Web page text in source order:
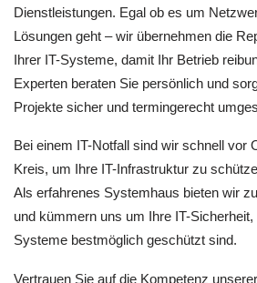
Dienstleistungen. Egal ob es um
Lösungen geht – wir übernehmen die
Ihrer IT-Systeme, damit Ihr Betrieb
Experten beraten Sie persönlich und
Projekte sicher und termingerecht
Bei einem IT-Notfall sind wir schnell vor
Kreis, um Ihre IT-Infrastruktur zu
Als erfahrenes Systemhaus bieten wir
und kümmern uns um Ihre IT-
Systeme bestmöglich geschützt sind.
Vertrauen Sie auf die Kompetenz